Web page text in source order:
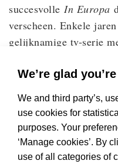
We’re glad
We and third party’s,
use cookies for
purposes. Your
‘Manage cookies’. By
use of all categories of
succesvolle In Europa
verscheen. Enkele
gelijknamige tv-serie
eeuw en hoe die – in
periode getekend
heeft gevormd.Grote
eerste twee decennia
Het neemt de draad
1999.